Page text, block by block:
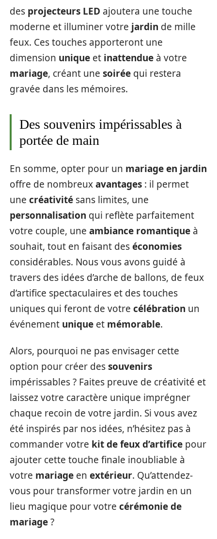
des projecteurs LED ajoutera une touche
moderne et illuminer votre jardin de mille
feux. Ces touches apporteront une
dimension unique et inattendue à votre
mariage, créant une soirée qui restera
gravée dans les mémoires.
Des souvenirs impérissables à
portée de main
En somme, opter pour un mariage en jardin
offre de nombreuxavantages : il permet
une créativité sans limites, une
personnalisation qui reflète parfaitement
votre couple, une ambiance romantique à
souhait, tout en faisant deséconomies
considérables. Nous vous avons guidé à
travers des idées d’arche de ballons, de feux
d’artifice spectaculaires et des touches
uniques qui feront de votre célébration un
événement unique et mémorable.
Alors, pourquoi ne pas envisager cette
option pour créer dessouvenirs
impérissables ? Faites preuve de créativité et
laissez votre caractère unique imprégner
chaque recoin de votre jardin. Si vous avez
été inspirés par nos idées, n’hésitez pas à
commander votre kit de feux d’artifice pour
ajouter cette touche finale inoubliable à
votre mariage en extérieur. Qu’attendez-
vous pour transformer votre jardin en un
lieu magique pour votre cérémonie de
mariage?